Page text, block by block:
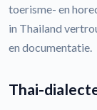
toerisme- en
in Thailand
en documentatie.
Thai-